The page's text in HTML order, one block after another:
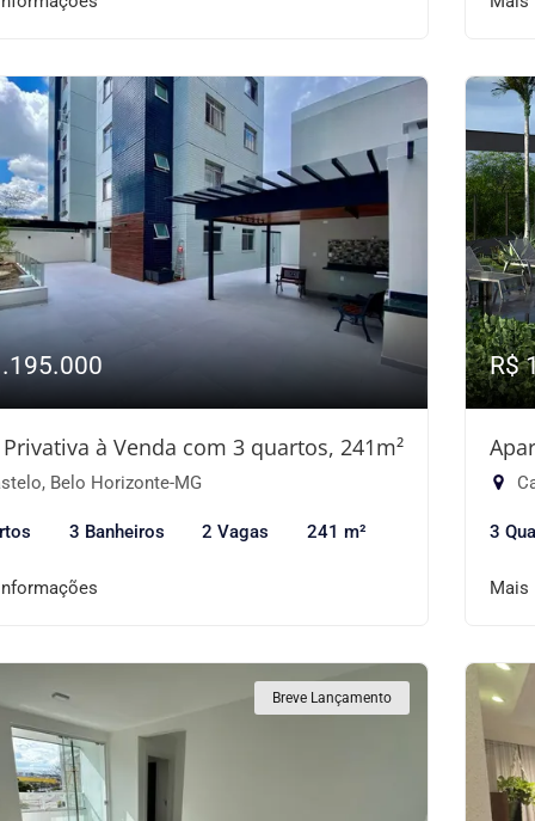
à Venda com 3 quartos, 241m²
Belo Horizonte-MG
3 Banheiros 2 Vagas 241 m²
R$
3
Mais
Breve Lançamento